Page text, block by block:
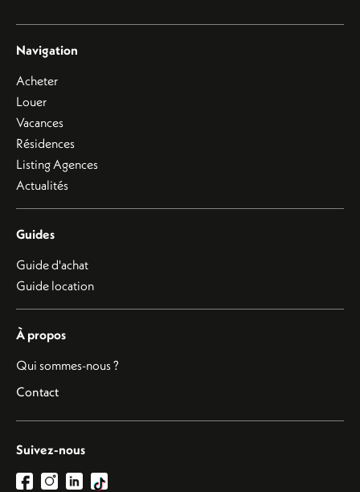
Navigation
Acheter
Louer
Vacances
Résidences
Listing Agences
Actualités
Guides
Guide d'achat
Guide location
À propos
Qui sommes-nous ?
Contact
Suivez-nous